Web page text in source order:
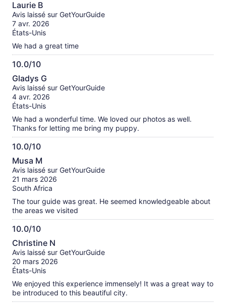
sur
10
Laurie B
Avis laissé sur GetYourGuide
7 avr. 2026
États-Unis
We had a great time
10.0/10
10.0
sur
10
Gladys G
Avis laissé sur GetYourGuide
4 avr. 2026
États-Unis
We had a wonderful time. We loved our photos as well.
Thanks for letting me bring my puppy.
10.0/10
10.0
sur
10
Musa M
Avis laissé sur GetYourGuide
21 mars 2026
South Africa
The tour guide was great. He seemed knowledgeable about
the areas we visited
10.0/10
10.0
sur
10
Christine N
Avis laissé sur GetYourGuide
20 mars 2026
États-Unis
We enjoyed this experience immensely! It was a great way to
be introduced to this beautiful city.